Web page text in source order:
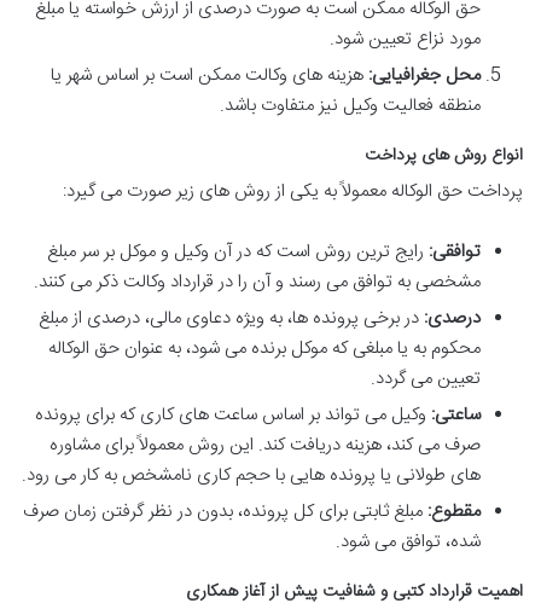
حق الوکاله ممکن است به صورت درصدی از ارزش خواسته یا مبلغ
مورد نزاع تعیین شود.
محل جغرافیایی: هزینه های وکالت ممکن است بر اساس شهر یا
منطقه فعالیت وکیل نیز متفاوت باشد.
انواع روش های پرداخت
پرداخت حق الوکاله معمولاً به یکی از روش های زیر صورت می گیرد:
توافقی: رایج ترین روش است که در آن وکیل و موکل بر سر مبلغ
مشخصی به توافق می رسند و آن را در قرارداد وکالت ذکر می کنند.
درصدی: در برخی پرونده ها، به ویژه دعاوی مالی، درصدی از مبلغ
محکوم به یا مبلغی که موکل برنده می شود، به عنوان حق الوکاله
تعیین می گردد.
ساعتی: وکیل می تواند بر اساس ساعت های کاری که برای پرونده
صرف می کند، هزینه دریافت کند. این روش معمولاً برای مشاوره
های طولانی یا پرونده هایی با حجم کاری نامشخص به کار می رود.
مقطوع: مبلغ ثابتی برای کل پرونده، بدون در نظر گرفتن زمان صرف
شده، توافق می شود.
اهمیت قرارداد کتبی و شفافیت پیش از آغاز همکاری